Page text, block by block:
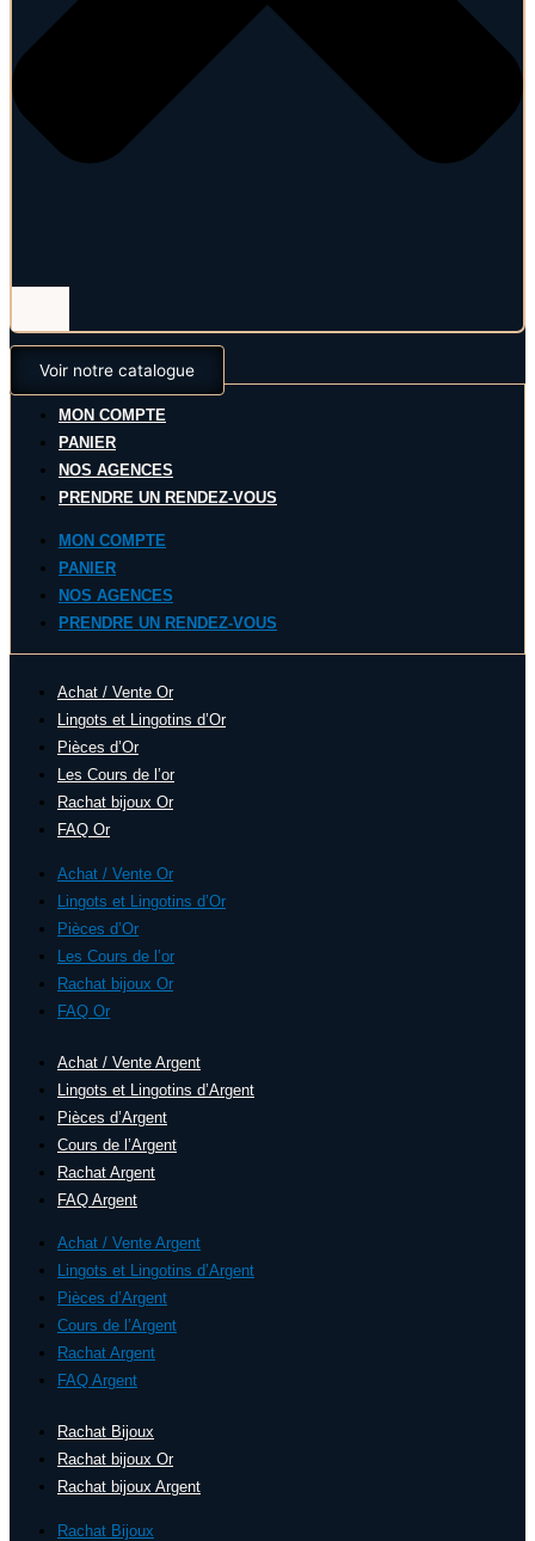
Voir notre catalogue
MON COMPTE
PANIER
NOS AGENCES
PRENDRE UN RENDEZ-VOUS
MON COMPTE
PANIER
NOS AGENCES
PRENDRE UN RENDEZ-VOUS
Achat / Vente Or
Lingots et Lingotins d’Or
Pièces d’Or
Les Cours de l’or
Rachat bijoux Or
FAQ Or
Achat / Vente Or
Lingots et Lingotins d’Or
Pièces d’Or
Les Cours de l’or
Rachat bijoux Or
FAQ Or
Achat / Vente Argent
Lingots et Lingotins d’Argent
Pièces d’Argent
Cours de l’Argent
Rachat Argent
FAQ Argent
Achat / Vente Argent
Lingots et Lingotins d’Argent
Pièces d’Argent
Cours de l’Argent
Rachat Argent
FAQ Argent
Rachat Bijoux
Rachat bijoux Or
Rachat bijoux Argent
Rachat Bijoux